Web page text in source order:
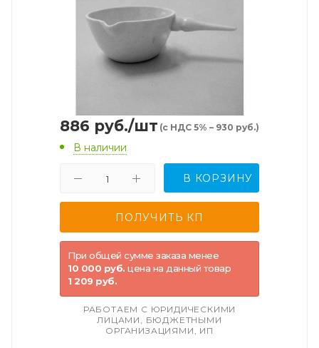
886 руб./шт (с НДС 5% – 930 руб.)
В наличии
В КОРЗИНУ
При общей сумме заказа менее
10 000 руб. цена на данный товар
1 209 руб.
РАБОТАЕМ С ЮРИДИЧЕСКИМИ
ЛИЦАМИ, БЮДЖЕТНЫМИ
ОРГАНИЗАЦИЯМИ, ИП